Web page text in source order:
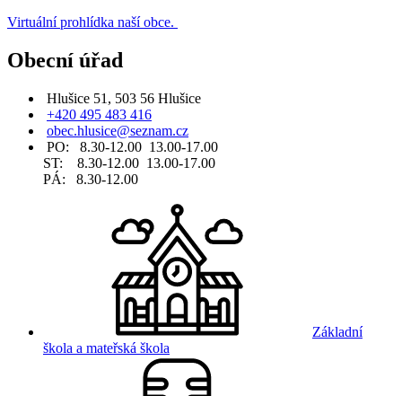
Virtuální prohlídka naší obce.
Obecní úřad
Hlušice 51, 503 56 Hlušice
+420 495 483 416
obec.hlusice@seznam.cz
PO: 8.30-12.00 13.00-17.00
ST: 8.30-12.00 13.00-17.00
PÁ: 8.30-12.00
Základní
škola a mateřská škola